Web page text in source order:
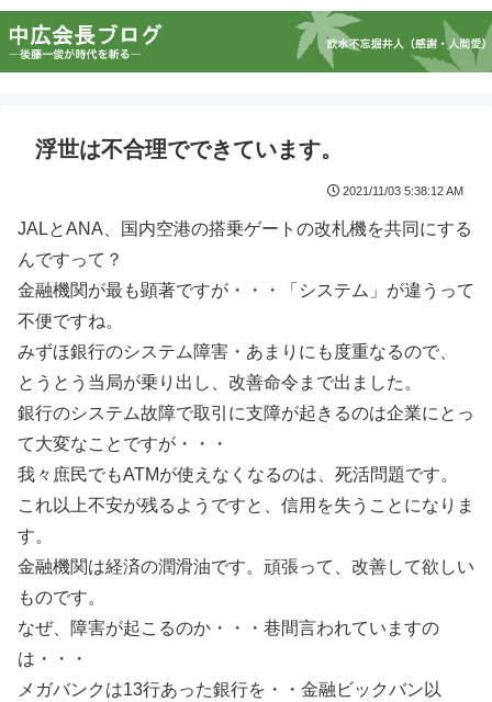
浮世は不合理でできています。
2021/11/03 5:38:12 AM
JALとANA、国内空港の搭乗ゲートの改札機を共同にする
んですって？
金融機関が最も顕著ですが・・・「システム」が違うって
不便ですね。
みずほ銀行のシステム障害・あまりにも度重なるので、
とうとう当局が乗り出し、改善命令まで出ました。
銀行のシステム故障で取引に支障が起きるのは企業にとっ
て大変なことですが・・・
我々庶民でもATMが使えなくなるのは、死活問題です。
これ以上不安が残るようですと、信用を失うことになりま
す。
金融機関は経済の潤滑油です。頑張って、改善して欲しい
ものです。
なぜ、障害が起こるのか・・・巷間言われていますの
は・・・
メガバンクは13行あった銀行を・・金融ビックバン以